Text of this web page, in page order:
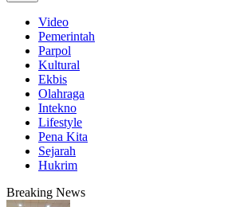
Video
Pemerintah
Parpol
Kultural
Ekbis
Olahraga
Intekno
Lifestyle
Pena Kita
Sejarah
Hukrim
Breaking News